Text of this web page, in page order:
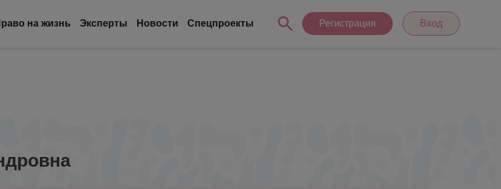
на жизнь Эксперты Новости Спецпроекты Регистрация Вход